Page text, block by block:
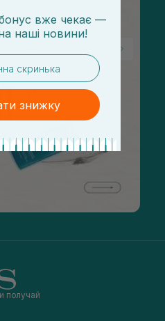
и получай
бонус вже чекає —
наші новини!
знижку